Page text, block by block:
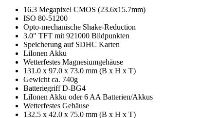
16.3 Megapixel CMOS (23.6x15.7mm)
ISO 80-51200
Opto-mechanische Shake-Reduction
3.0" TFT mit 921000 Bildpunkten
Speicherung auf SDHC Karten
LiIonen Akku
Wetterfestes Magnesiumgehäuse
131.0 x 97.0 x 73.0 mm (B x H x T)
Gewicht ca. 740g
Batteriegriff D-BG4
LiIonen Akku oder 6 AA Batterien/Akkus
Wetterfestes Gehäuse
132.5 x 42.0 x 75.0 mm (B x H x T)